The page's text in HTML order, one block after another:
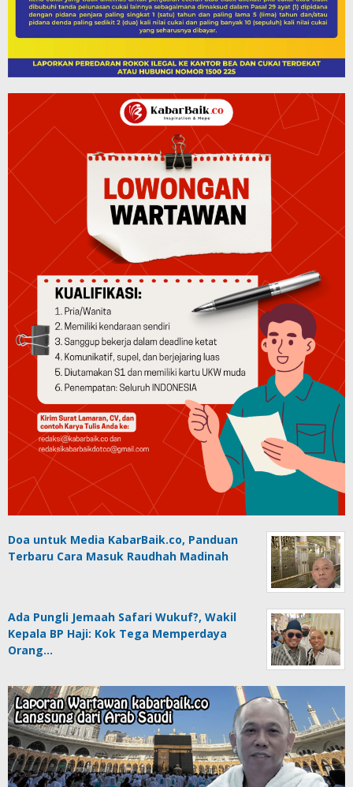
Doa untuk Media KabarBaik.co, Panduan
Terbaru Cara Masuk Raudhah Madinah
Ada Pungli Jemaah Safari Wukuf?, Wakil
Kepala BP Haji: Kok Tega Memperdaya
Orang…